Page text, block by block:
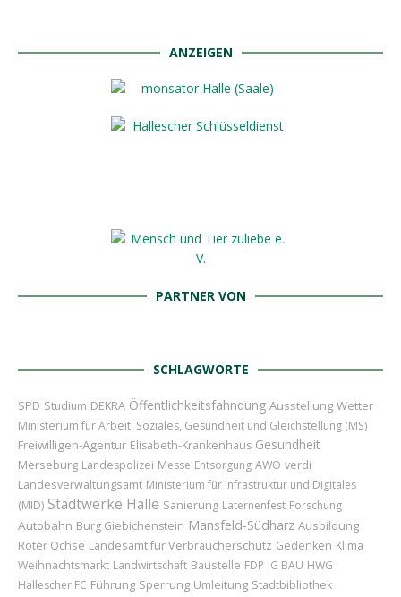
ANZEIGEN
PARTNER VON
SCHLAGWORTE
SPD Studium DEKRA Öffentlichkeitsfahndung Ausstellung Wetter
Ministerium für Arbeit, Soziales, Gesundheit und Gleichstellung (MS)
Freiwilligen-Agentur Elisabeth-Krankenhaus Gesundheit
Merseburg Landespolizei Messe Entsorgung AWO verdi
Landesverwaltungsamt Ministerium für Infrastruktur und Digitales
(MID) Stadtwerke Halle Sanierung Laternenfest Forschung
Autobahn Burg Giebichenstein Mansfeld-Südharz Ausbildung
Roter Ochse Landesamt für Verbraucherschutz Gedenken Klima
Weihnachtsmarkt Landwirtschaft Baustelle FDP IG BAU HWG
Hallescher FC Führung Sperrung Umleitung Stadtbibliothek